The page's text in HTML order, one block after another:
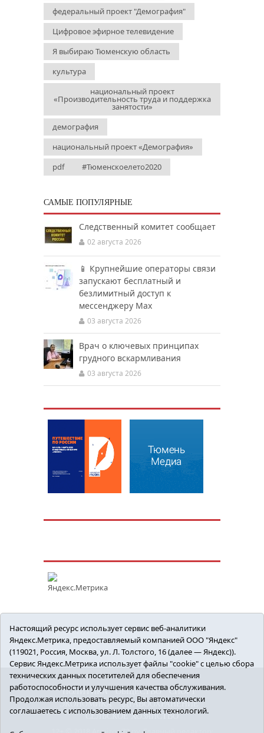
федеральный проект "Демография"
Цифровое эфирное телевидение
Я выбираю Тюменскую область
культура
национальный проект
«Производительность труда и поддержка
занятости»
демография
национальный проект «Демография»
pdf
#Тюменскоелето2020
САМЫЕ ПОПУЛЯРНЫЕ
Следственный комитет сообщает
02 августа 2026
📱 Крупнейшие операторы связи
запускают бесплатный и
безлимитный доступ к
мессенджеру Мах
03 августа 2026
Врач о ключевых принципах
грудного вскармливания
03 августа 2026
ПОЛИТИКА ОБЩЕСТВО
СПОРТ
ЭКОНОМИКА
ЗДРАВООХРАНЕНИЕ
СЕЛЬСКОЕ ХОЗЯЙСТВО
Настоящий ресурс использует сервис веб-аналитики
Яндекс.Метрика, предоставляемый компанией ООО "Яндекс"
(119021, Россия, Москва, ул. Л. Толстого, 16 (далее — Яндекс)).
Сервис Яндекс.Метрика использует файлы "cookie" с целью сбора
технических данных посетителей для обеспечения
работоспособности и улучшения качества обслуживания.
Продолжая использовать ресурс, Вы автоматически
соглашаетесь с использованием данных технологий.